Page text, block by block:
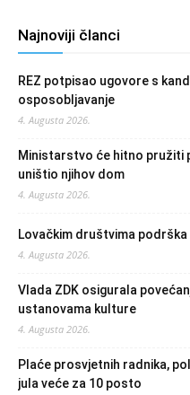
Najnoviji članci
REZ potpisao ugovore s
osposobljavanje
4. Augusta 2026.
Ministarstvo će hitno pružiti
uništio njihov dom
4. Augusta 2026.
Lovačkim društvima podrška
4. Augusta 2026.
Vlada ZDK osigurala
ustanovama kulture
4. Augusta 2026.
Plaće prosvjetnih radnika,
jula veće za 10 posto